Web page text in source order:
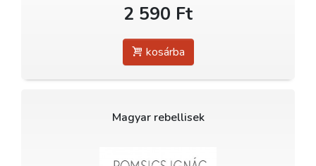
2 590 Ft
kosárba
Magyar rebellisek